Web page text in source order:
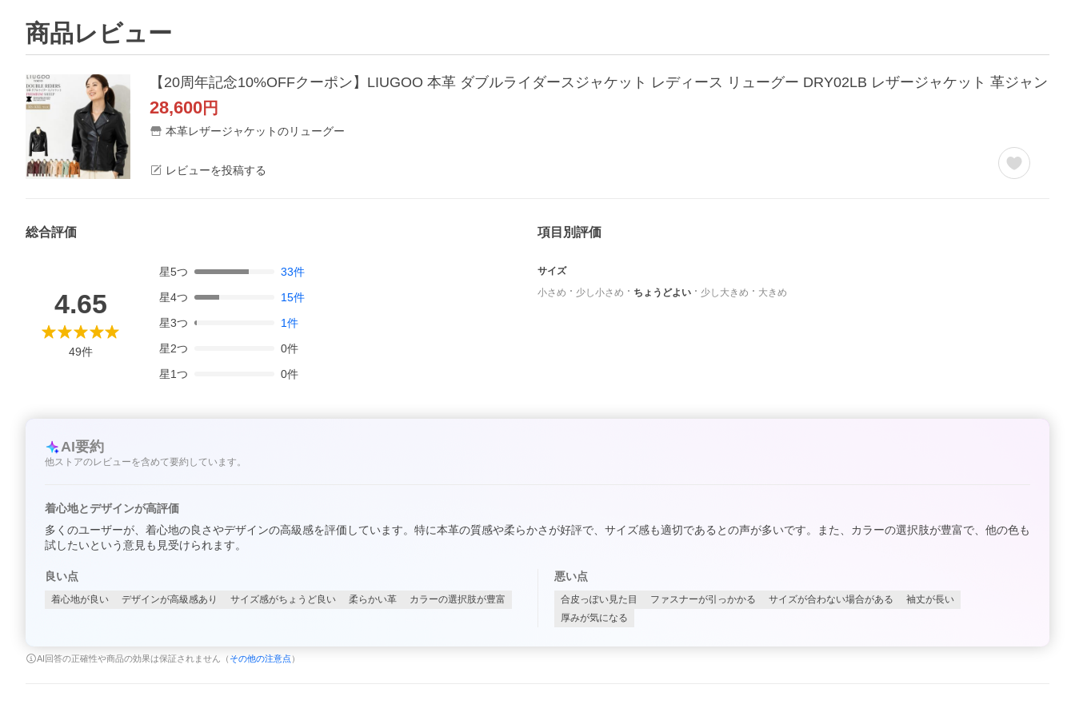
商品レビュー
【20周年記念10%OFFクーポン】LIUGOO 本革 ダブルライダースジャケット レディース リューグー DRY02LB レザージャケット 革ジャン
28,600円
本革レザージャケットのリューグー
レビューを投稿する
総合評価
4.65
49件
星5つ 33件
星4つ 15件
星3つ 1件
星2つ 0件
星1つ 0件
項目別評価
サイズ
小さめ
少し小さめ ちょうどよい 少し大きめ 大きめ
AI要約
他ストアのレビューを含めて要約しています。
着心地とデザインが高評価
多くのユーザーが、着心地の良さやデザインの高級感を評価しています。特に本革の質感や柔らかさが好評で、サイズ感も適切であるとの声が多いです。また、カラーの選択肢が豊富で、他の色も
試したいという意見も見受けられます。
良い点
着心地が良い デザインが高級感あり サイズ感がちょうど良い 柔らかい革 カラーの選択肢が豊富
悪い点
合皮っぽい見た目 ファスナーが引っかかる サイズが合わない場合がある
袖丈が長い
厚みが気になる
AI回答の正確性や商品の効果は保証されません（ その他の注意点 ）